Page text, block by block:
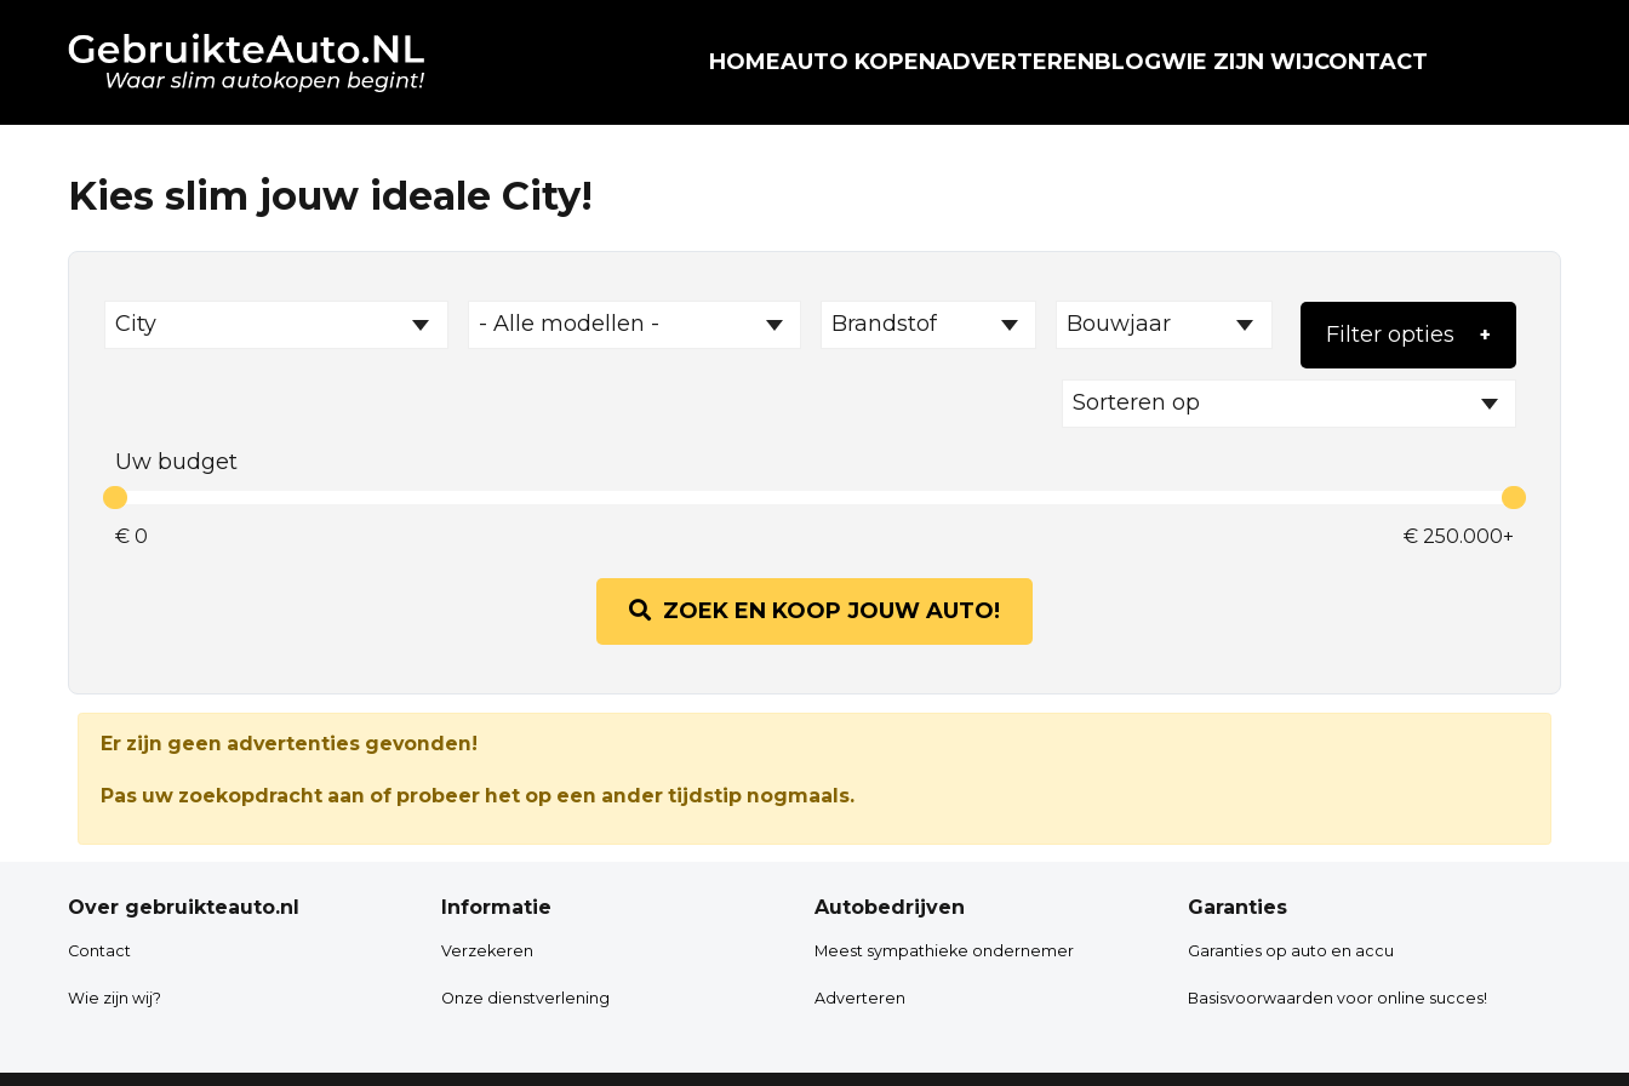
HOMEAUTO KOPENADVERTERENBLOGWIE ZIJN WIJCONTACT
Kies slim jouw ideale City!
City - Alle modellen - Brandstof Bouwjaar Filter opties
Sorteren op
Uw budget
€ 0 € 250.000+
ZOEK EN KOOP JOUW AUTO!
Er zijn geen advertenties gevonden!
Pas uw zoekopdracht aan of probeer het op een ander tijdstip nogmaals.
Over gebruikteauto.nl
Contact
Wie zijn wij?
Informatie
Verzekeren
Onze dienstverlening
Autobedrijven
Meest sympathieke ondernemer
Adverteren
Garanties
Garanties op auto en accu
Basisvoorwaarden voor online succes!